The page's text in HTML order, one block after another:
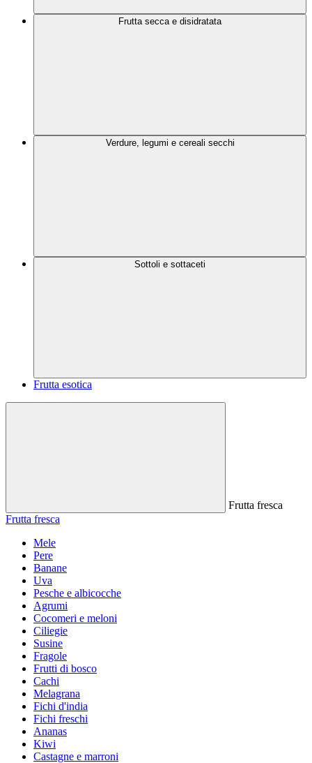
Frutta secca e disidratata
Verdure, legumi e cereali secchi
Sottoli e sottaceti
Frutta esotica
Frutta fresca
Frutta fresca
Mele
Pere
Banane
Uva
Pesche e albicocche
Agrumi
Cocomeri e meloni
Ciliegie
Susine
Fragole
Frutti di bosco
Cachi
Melagrana
Fichi d'india
Fichi freschi
Ananas
Kiwi
Castagne e marroni